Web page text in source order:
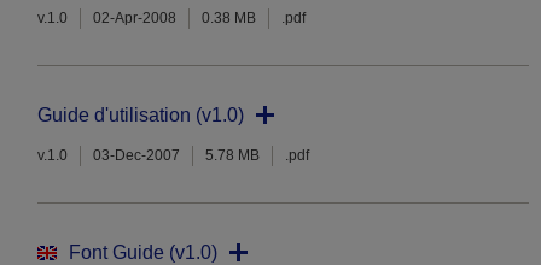
v.1.0 02-Apr-2008 0.38 MB .pdf
Guide d'utilisation (v1.0)
v.1.0 03-Dec-2007 5.78 MB .pdf
Font Guide (v1.0)